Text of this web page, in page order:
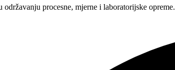
procesne, mjerne i laboratorijske opreme.